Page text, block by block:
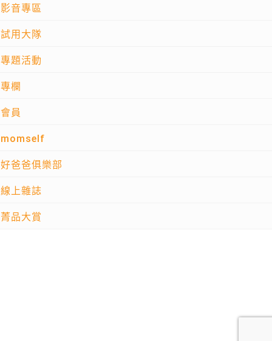
影音專區
試用大隊
專題活動
專欄
會員
momself
好爸爸俱樂部
線上雜誌
菁品大賞